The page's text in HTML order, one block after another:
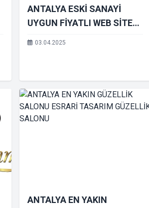
ANTALYA ESKİ SANAYİ
UYGUN FİYATLI WEB SİTESİ
TASARIMI
03.04.2025
ANTALYA EN YAKIN